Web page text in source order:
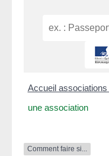
Accueil associations
une association
Comment faire si...